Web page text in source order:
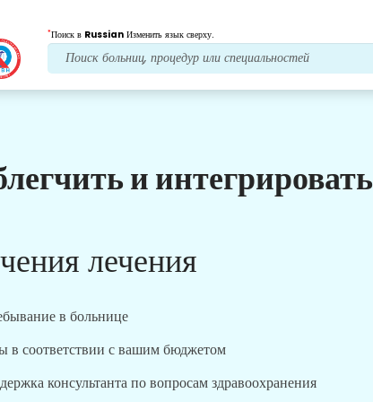
*Поиск в Russian Изменить язык сверху.
и интегрировать
лечения
в больнице
в соответствии с вашим бюджетом
консультанта по вопросам здравоохранения
уход
медицинскую
о ваших потребностях в